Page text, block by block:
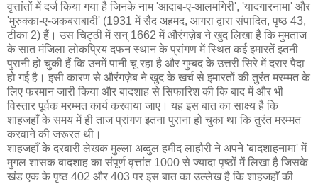
वृत्तांतों में दर्ज किया गया है जिनके नाम 'आदाब-ए-आलमगिरी', 'यादगारनामा' और
'मुरुक्का-ए-अकबराबादी' (1931 में सैद अहमद, आगरा द्वारा संपादित, पृष्ठ 43,
टीका 2) हैं। उस चिट्ठी में सन् 1662 में औरंगज़ेब ने खुद लिखा है कि मुमताज
के सात मंजिला लोकप्रिय दफन स्थान के प्रांगण में स्थित कई इमारतें इतनी
पुरानी हो चुकी हैं कि उनमें पानी चू रहा है और गुम्बद के उत्तरी सिरे में दरार पैदा
हो गई है। इसी कारण से औरंगज़ेब ने खुद के खर्च से इमारतों की तुरंत मरम्मत के
लिए फरमान जारी किया और बादशाह से सिफारिश की कि बाद में और भी
विस्तार पूर्वक मरम्मत कार्य करवाया जाए। यह इस बात का साक्ष्य है कि
शाहजहाँ के समय में ही ताज प्रांगण इतना पुराना हो चुका था कि तुरंत मरम्मत
करवाने की जरूरत थी।
शाहजहाँ के दरबारी लेखक मुल्ला अब्दुल हमीद लाहौरी ने अपने 'बादशाहनामा' में
मुगल शासक बादशाह का संपूर्ण वृत्तांत 1000 से ज्यादा पृष्ठों में लिखा है जिसके
खंड एक के पृष्ठ 402 और 403 पर इस बात का उल्लेख है कि शाहजहाँ की